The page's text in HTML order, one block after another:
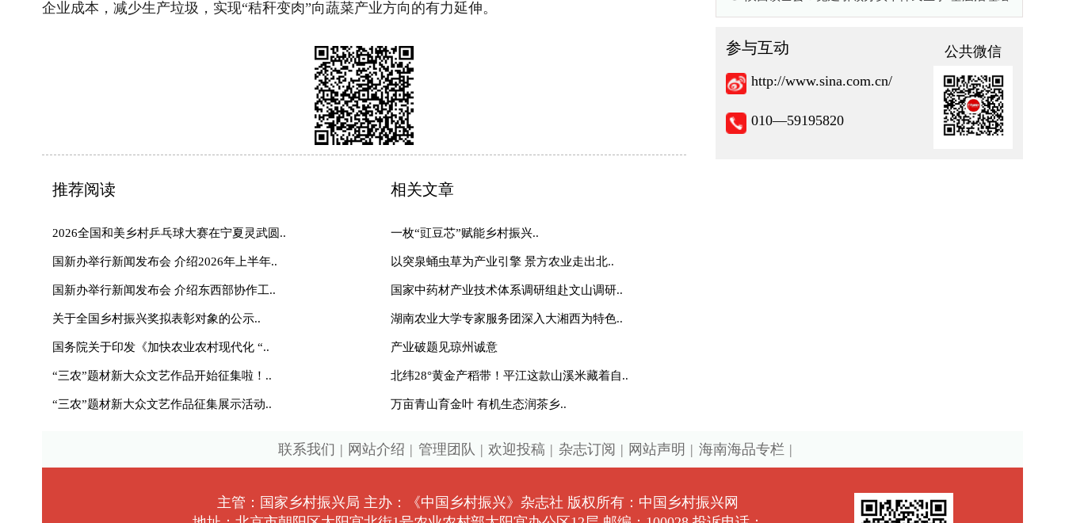
主管：国家乡村振兴局 主办：《中国乡村振兴》杂志社 版权所有：中国乡村振兴网
互联网新闻信息许可证10120230004 丨 增值电信业务经营许可证京B2-20240091 丨广播电视节目制作
经营许可证（京）字第28022号丨北京市公安局备案号110105005973
京ICP备2022015544号-1